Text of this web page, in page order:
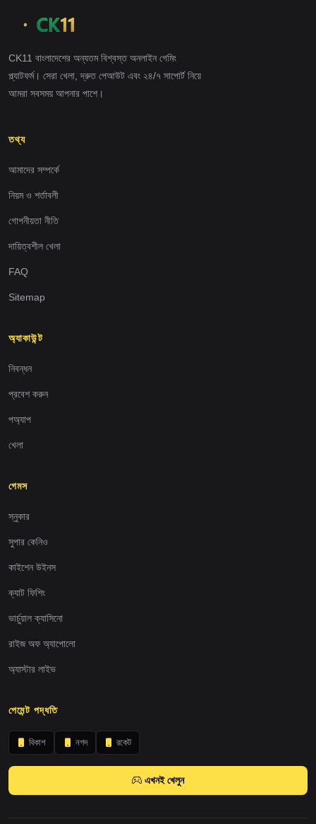
CK11 বাংলাদেশের অন্যতম বিশ্বস্ত অনলাইন গেমিং
প্ল্যাটফর্ম। সেরা খেলা, দ্রুত পেআউট এবং ২৪/৭ সাপোর্ট নিয়ে
আমরা সবসময় আপনার পাশে।
তথ্য
আমাদের সম্পর্কে
নিয়ম ও শর্তাবলী
গোপনীয়তা নীতি
দায়িত্বশীল খেলা
FAQ
Sitemap
অ্যাকাউন্ট
নিবন্ধন
প্রবেশ করুন
পঅ্যাপ
খেলা
গেমস
স্নুকার
সুপার কেনিও
কাইশেন উইনস
ক্যাট ফিশিং
ভার্চুয়াল ক্যাসিনো
রাইজ অফ অ্যাপোলো
অ্যাস্টার লাইভ
পেমেন্ট পদ্ধতি
বিকাশ নগদ রকেট
এখনই খেলুন